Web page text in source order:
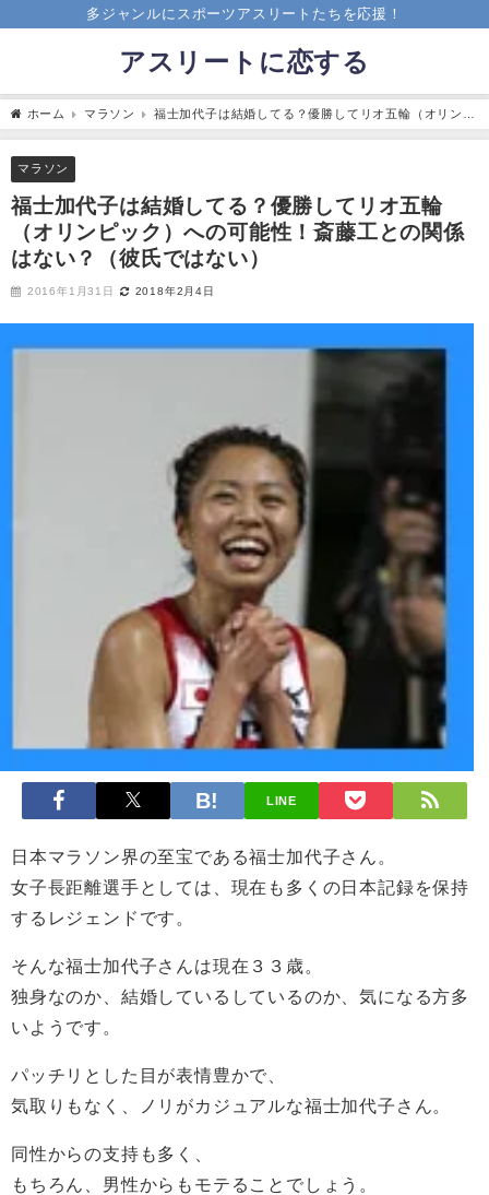
多ジャンルにスポーツアスリートたちを応援！
アスリートに恋する
ホーム マラソン
福士加代子は結婚してる？優勝してリオ五輪（オリンピ
ック）への可能性！斎藤工との関係はない？（彼氏ではない）
マラソン
福士加代子は結婚してる？優勝してリオ五輪
（オリンピック）への可能性！斎藤工との関係
はない？（彼氏ではない）
2016年1月31日 2018年2月4日
LINE
日本マラソン界の至宝である福士加代子さん。
女子長距離選手としては、現在も多くの日本記録を保持
するレジェンドです。
そんな福士加代子さんは現在３３歳。
独身なのか、結婚しているしているのか、気になる方多
いようです。
パッチリとした目が表情豊かで、
気取りもなく、ノリがカジュアルな福士加代子さん。
同性からの支持も多く、
もちろん、男性からもモテることでしょう。